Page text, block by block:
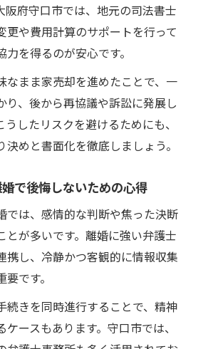
阪府守口市では、地元の司法書士
更や費用計算のサポートを行って
を得るのが安心です。
なまま家売却を進めたことで、一
り、後から再協議や訴訟に発展し
したリスクを避けるためにも、
めと書面化を徹底しましょう。
で後悔しないための心得
では、感情的な判断や焦った決断
とが多いです。離婚に強い弁護士
携し、冷静かつ客観的に情報収集
です。
続きを同時進行することで、精神
ースもあります。守口市では、